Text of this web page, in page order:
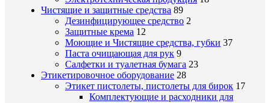
Чистящие и защитные средства 89
Дезинфицирующее средство 2
Защитные крема 12
Моющие и Чистящие средства, губки 37
Паста очищающая для рук 9
Салфетки и туалетная бумага 23
Этикетировочное оборудование 28
Этикет пистолеты, пистолеты для бирок 17
Комплектующие и расходники для